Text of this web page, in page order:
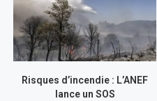
Risques d’incendie : L’ANEF
lance un SOS